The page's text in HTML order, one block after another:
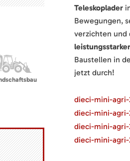
Teleskoplader
Bewegungen,
verzichten und
Baustellen in
jetzt durch!
dieci-mini-
dieci-mini-
dieci-mini-
dieci-mini-